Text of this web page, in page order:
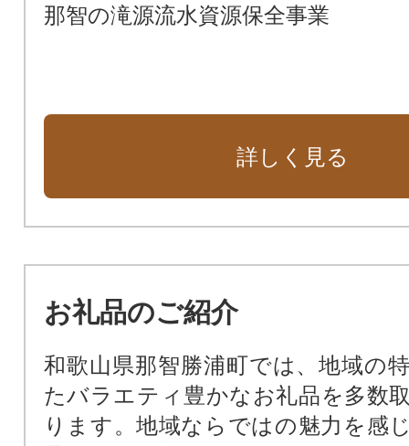
那智の滝源流水資源保全事業
詳しく見る
お礼品のご紹介
和歌山県那智勝浦町では、地域の
たバラエティ豊かなお礼品を多数
ります。地域ならではの魅力を感